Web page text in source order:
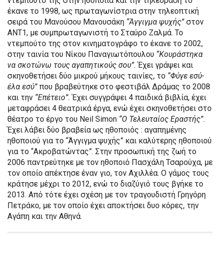
έκανε το 1998, ως πρωταγωνίστρια στην τηλεοπτική
σειρά του Μανούσου Μανουσάκη “Άγγιγμα ψυχής” στον
ΑΝΤ1, με συμπρωταγωνιστή το Σταύρο Ζαλμά. Το
ντεμπούτο της στον κινηματογράφο το έκανε το 2002,
στην ταινία του Νίκου Παναγιωτόπουλου “Κουράστηκα
να σκοτώνω τους αγαπητικούς σου”.Έχει γράψει και
σκηνοθετήσει δύο μικρού μήκους ταινίες, το “Φύγε εσύ-
έλα εσύ” που βραβεύτηκε στο φεστιβάλ Δράμας το 2008
και την “Επέτειο”.Έχει συγγράψει 4 παιδικά βιβλία, έχει
μεταφράσει 4 θεατρικά έργα, ενώ έχει σκηνοθετήσει στο
θέατρο το έργο του Neil Simon “Ο Τελευταίος Εραστής”.
Έχει λάβει δύο βραβεία ως ηθοποιός : αγαπημένης
ηθοποιού για το “Άγγιγμα ψυχής” και καλύτερης ηθοποιού
για το “Ακροβατώντας”. Στην προσωπική της ζωή το
2006 παντρεύτηκε με τον ηθοποιό Πασχάλη Τσαρούχα, με
τον οποίο απέκτησε έναν γιο, τον Αχιλλέα. Ο γάμος τους
κράτησε μέχρι το 2012, ενώ το διαζύγιό τους βγήκε το
2013. Από τότε έχει σχέση με τον τραγουδιστή Γρηγόρη
Πετράκο, με τον οποίο έχει αποκτήσει δυο κόρες, την
Αγάπη και την Αθηνά.